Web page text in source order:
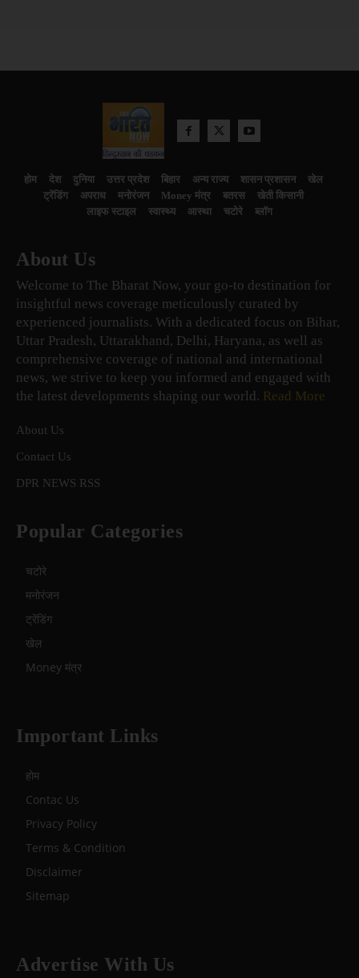
होम देश दुनिया उत्तर प्रदेश बिहार अन्य राज्य शासन प्रशासन
खेल
ट्रेंडिंग
अपराध मनोरंजन Money मंत्र बतरस
खेती किसानी
लाइफ स्टाइल
स्वास्थ्य आस्था चटोरे ब्लॉग
About Us
Welcome to The Bharat Now, your go-to destination for
insightful news coverage meticulously curated by
experienced journalists. With a dedicated focus on Bihar,
Uttar Pradesh, Uttarakhand, Delhi, Haryana, as well as
comprehensive coverage of national and international
news, we strive to keep you informed and engaged with
the latest developments shaping our world. Read More
About Us
Contact Us
DPR NEWS RSS
Popular Categories
चटोरे
मनोरंजन
ट्रेंडिंग
खेल
Money मंत्र
Important Links
होम
Contac Us
Privacy Policy
Terms & Condition
Disclaimer
Sitemap
Advertise With Us